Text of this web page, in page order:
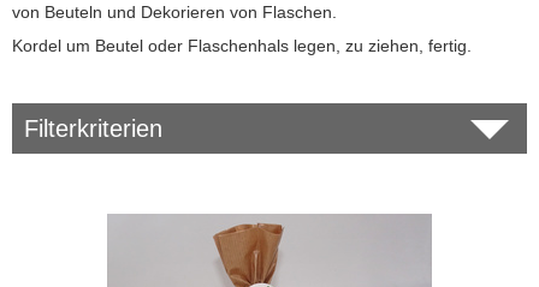
von Beuteln und Dekorieren von Flaschen.
Kordel um Beutel oder Flaschenhals legen, zu ziehen, fertig.
Filterkriterien